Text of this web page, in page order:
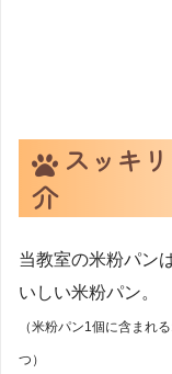
スッキ
介
当教室の米粉パン
いしい米粉パン。
（米粉パン1個に含まれ
つ）